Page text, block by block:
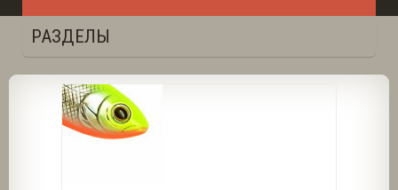
РАЗДЕЛЫ